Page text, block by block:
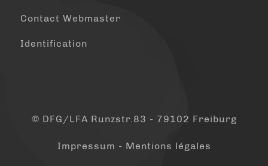
Contact Webmaster
Identification
© DFG/LFA Runzstr.83 - 79102 Freiburg
Impressum - Mentions légales